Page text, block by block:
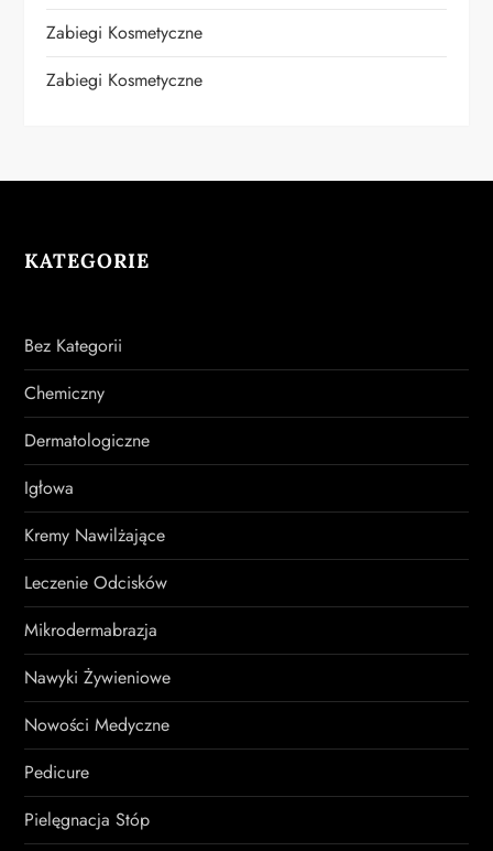
Zabiegi Kosmetyczne
Zabiegi Kosmetyczne
KATEGORIE
Bez Kategorii
Chemiczny
Dermatologiczne
Igłowa
Kremy Nawilżające
Leczenie Odcisków
Mikrodermabrazja
Nawyki Żywieniowe
Nowości Medyczne
Pedicure
Pielęgnacja Stóp